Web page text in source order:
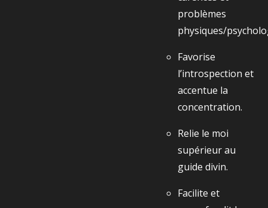
problèmes
physiques/
Favorise
l’introspection et
accentue la
concentration.
Relie le moi
supérieur au
guide divin.
Facilite et